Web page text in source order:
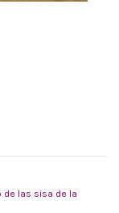
de las sisa de la